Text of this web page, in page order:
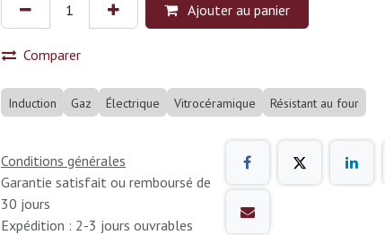
Ajouter au panier
Comparer
Induction Gaz Électrique Vitrocéramique Résistant au four
Conditions générales
Garantie satisfait ou remboursé de
30 jours
Expédition : 2-3 jours ouvrables